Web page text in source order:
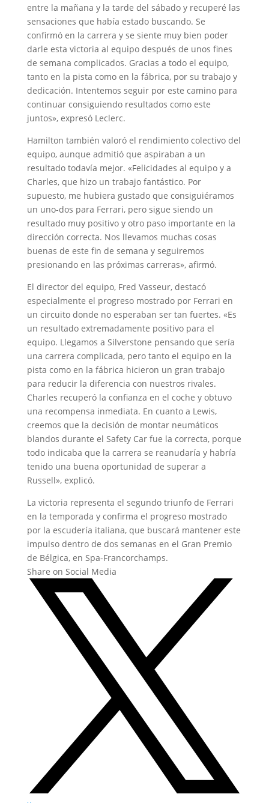
entre la mañana y la tarde del sábado y recuperé las
sensaciones que había estado buscando. Se
confirmó en la carrera y se siente muy bien poder
darle esta victoria al equipo después de unos fines
de semana complicados. Gracias a todo el equipo,
tanto en la pista como en la fábrica, por su trabajo y
dedicación. Intentemos seguir por este camino para
continuar consiguiendo resultados como este
juntos», expresó Leclerc.
Hamilton también valoró el rendimiento colectivo del
equipo, aunque admitió que aspiraban a un
resultado todavía mejor. «Felicidades al equipo y a
Charles, que hizo un trabajo fantástico. Por
supuesto, me hubiera gustado que consiguiéramos
un uno-dos para Ferrari, pero sigue siendo un
resultado muy positivo y otro paso importante en la
dirección correcta. Nos llevamos muchas cosas
buenas de este fin de semana y seguiremos
presionando en las próximas carreras», afirmó.
El director del equipo, Fred Vasseur, destacó
especialmente el progreso mostrado por Ferrari en
un circuito donde no esperaban ser tan fuertes. «Es
un resultado extremadamente positivo para el
equipo. Llegamos a Silverstone pensando que sería
una carrera complicada, pero tanto el equipo en la
pista como en la fábrica hicieron un gran trabajo
para reducir la diferencia con nuestros rivales.
Charles recuperó la confianza en el coche y obtuvo
una recompensa inmediata. En cuanto a Lewis,
creemos que la decisión de montar neumáticos
blandos durante el Safety Car fue la correcta, porque
todo indicaba que la carrera se reanudaría y habría
tenido una buena oportunidad de superar a
Russell», explicó.
La victoria representa el segundo triunfo de Ferrari
en la temporada y confirma el progreso mostrado
por la escudería italiana, que buscará mantener este
impulso dentro de dos semanas en el Gran Premio
de Bélgica, en Spa-Francorchamps.
Share on Social Media